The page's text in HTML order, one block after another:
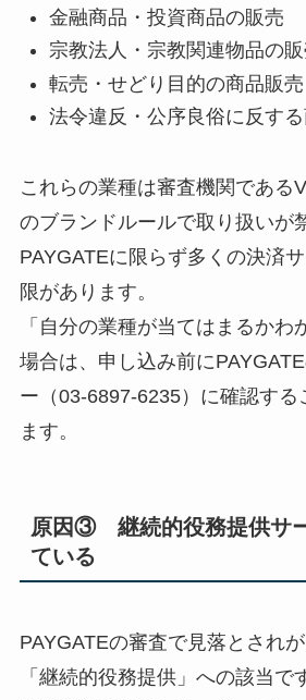
金融商品・投資商品の販売
宗教法人・宗教関連物品の
転売・せどり目的の商品販売
法令違反・公序良俗に反す
これらの業種は審査機関である
のブランドルールで取り扱いが
PAYGATEに限らず多くの決済
限があります。
「自分の業種が当てはまるかわ
場合は、申し込み前に
ー（03-6897-6235）に確認する
ます。
原因③ 継続的役務提供サ
ている
PAYGATEの審査で見落とされ
「継続的役務提供」への該当で